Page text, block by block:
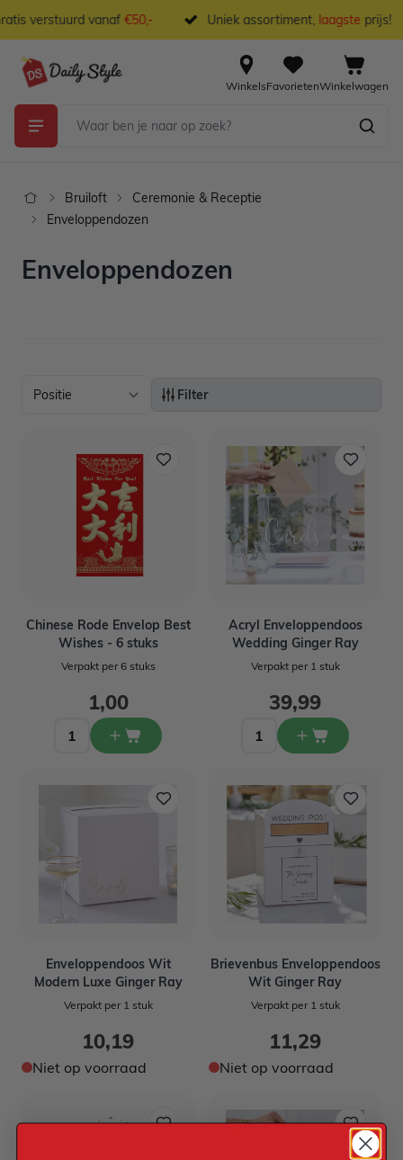
Ga naar de inhoud
verstuurd vanaf€50,- Uniek assortiment,laagsteprijs!
WinkelsFavorietenWinkelwagen
Bruiloft
Ceremonie & Receptie
Enveloppendozen
Enveloppendozen
Filter
Chinese Rode Envelop Best
Wishes - 6 stuks
Verpakt per 6 stuks
1,00
Acryl Enveloppendoos
Wedding Ginger Ray
Verpakt per 1 stuk
39,99
Enveloppendoos Wit
Modern Luxe Ginger Ray
Verpakt per 1 stuk
10,19
Niet op voorraad
Brievenbus Enveloppendoos
Wit Ginger Ray
Verpakt per 1 stuk
11,29
Niet op voorraad